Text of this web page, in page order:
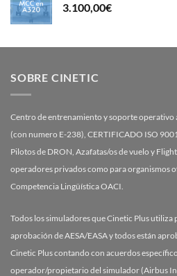
3.100,00€
SOBRE CINETIC
Centro de entrenamiento y soporte operativo
(con numero E-238), CERTIFICADO ISO
Pilotos de DRON, Azafatas/os de vuelo y
operadores privados como para organismos
Competencia Lingüística OACI.
Todos los simuladores que Cinetic Plus
aprobación de AESA/EASA y todos están
Cinetic Plus contando con acuerdos
operador/propietario del simulador (Airbus